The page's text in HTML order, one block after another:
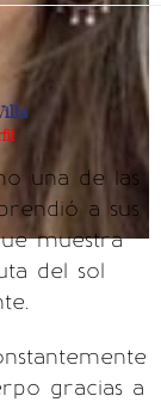
una de las
a sus
muestra
del sol
gracias a